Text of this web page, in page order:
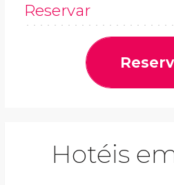
Reservar
Hotéis